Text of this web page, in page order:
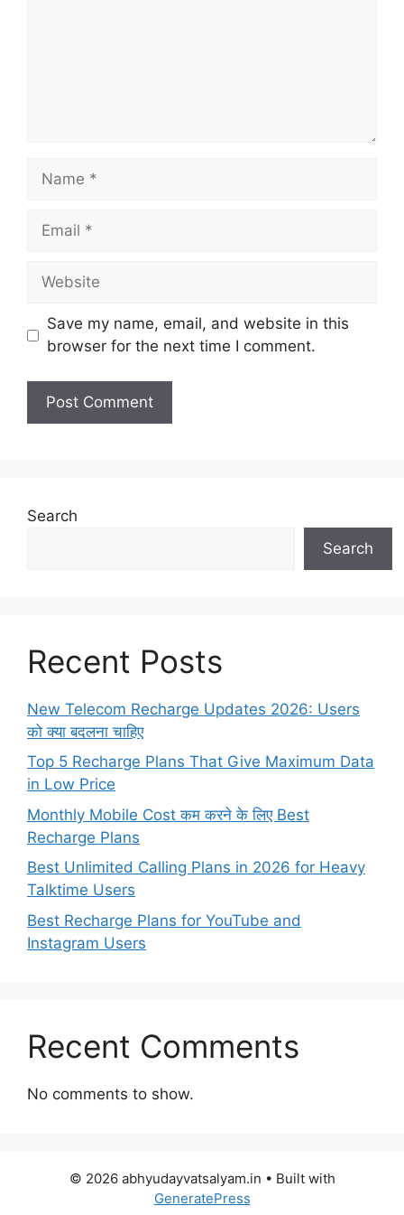
Name
Email
Website
Save my name, email, and website in this
browser for the next time I comment.
Search
Search
Recent Posts
New Telecom Recharge Updates 2026: Users
को क्या बदलना चाहिए
Top 5 Recharge Plans That Give Maximum Data
in Low Price
Monthly Mobile Cost कम करने के लिए Best
Recharge Plans
Best Unlimited Calling Plans in 2026 for Heavy
Talktime Users
Best Recharge Plans for YouTube and
Instagram Users
Recent Comments
No comments to show.
© 2026 abhyudayvatsalyam.in • Built with
GeneratePress